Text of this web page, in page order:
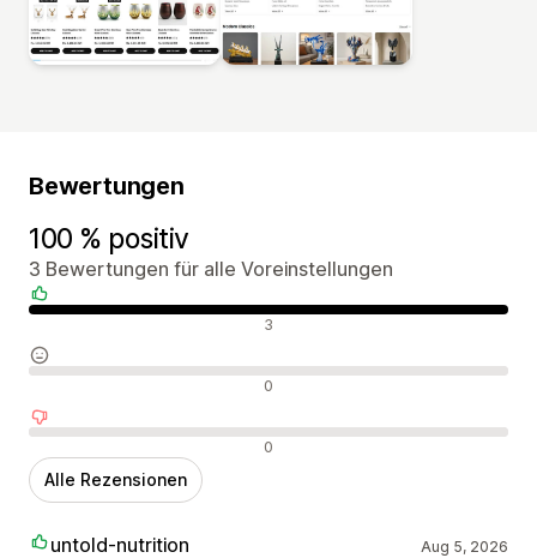
Bewertungen
100 % positiv
3 Bewertungen für alle Voreinstellungen
Positive Bewertungen 3
Neutrale Bewertungen 0
Negative Bewertungen 0
Alle Rezensionen
untold-nutrition Aug 5, 2026